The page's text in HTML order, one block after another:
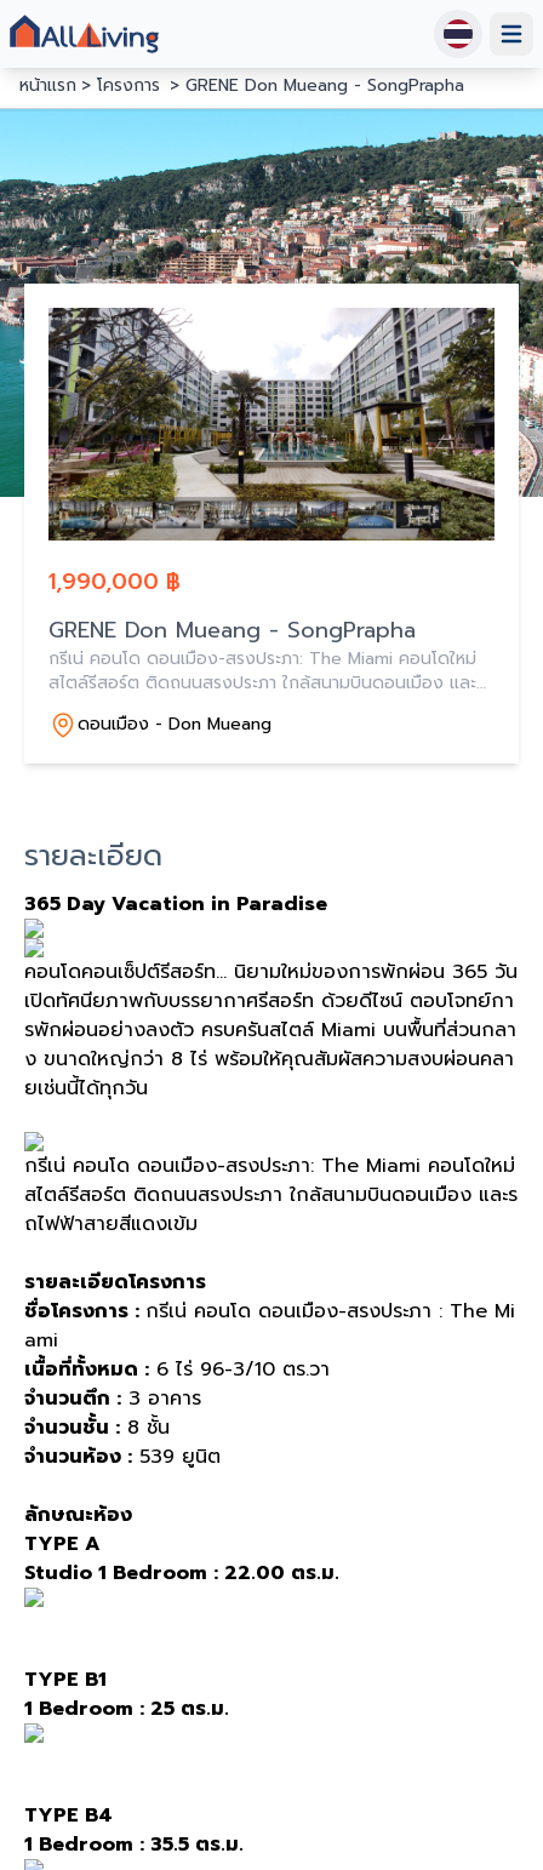
หน้าแรก
โครงการ GRENE Don Mueang - SongPrapha
1,990,000 ฿
GRENE Don Mueang - SongPrapha
กรีเน่ คอนโด ดอนเมือง-สรงประภา: The Miami คอนโดใหม่
สไตล์รีสอร์ต ติดถนนสรงประภา ใกล้สนามบินดอนเมือง และ
รถไฟฟ้าสายสีแดงเข้ม
ดอนเมือง - Don Mueang
รายละเอียด
365 Day Vacation in Paradise
คอนโดคอนเซ็ปต์รีสอร์ท… นิยามใหม่ของการพักผ่อน 365 วัน
เปิดทัศนียภาพกับบรรยากาศรีสอร์ท ด้วยดีไซน์ ตอบโจทย์กา
รพักผ่อนอย่างลงตัว ครบครันสไตล์ Miami บนพื้นที่ส่วนกลา
ง ขนาดใหญ่กว่า 8 ไร่ พร้อมให้คุณสัมผัสความสงบผ่อนคลา
ยเช่นนี้ได้ทุกวัน
กรีเน่ คอนโด ดอนเมือง-สรงประภา: The Miami คอนโดใหม่
สไตล์รีสอร์ต ติดถนนสรงประภา ใกล้สนามบินดอนเมือง และร
ถไฟฟ้าสายสีแดงเข้ม
รายละเอียดโครงการ
ชื่อโครงการ : กรีเน่ คอนโด ดอนเมือง-สรงประภา : The Mi
ami
เนื้อที่ทั้งหมด : 6 ไร่ 96-3/10 ตร.วา
จำนวนตึก : 3 อาคาร
จำนวนชั้น : 8 ชั้น
จำนวนห้อง : 539 ยูนิต
ลักษณะห้อง
TYPE A
Studio 1 Bedroom : 22.00 ตร.ม.
TYPE B1
1 Bedroom : 25 ตร.ม.
TYPE B4
1 Bedroom : 35.5 ตร.ม.